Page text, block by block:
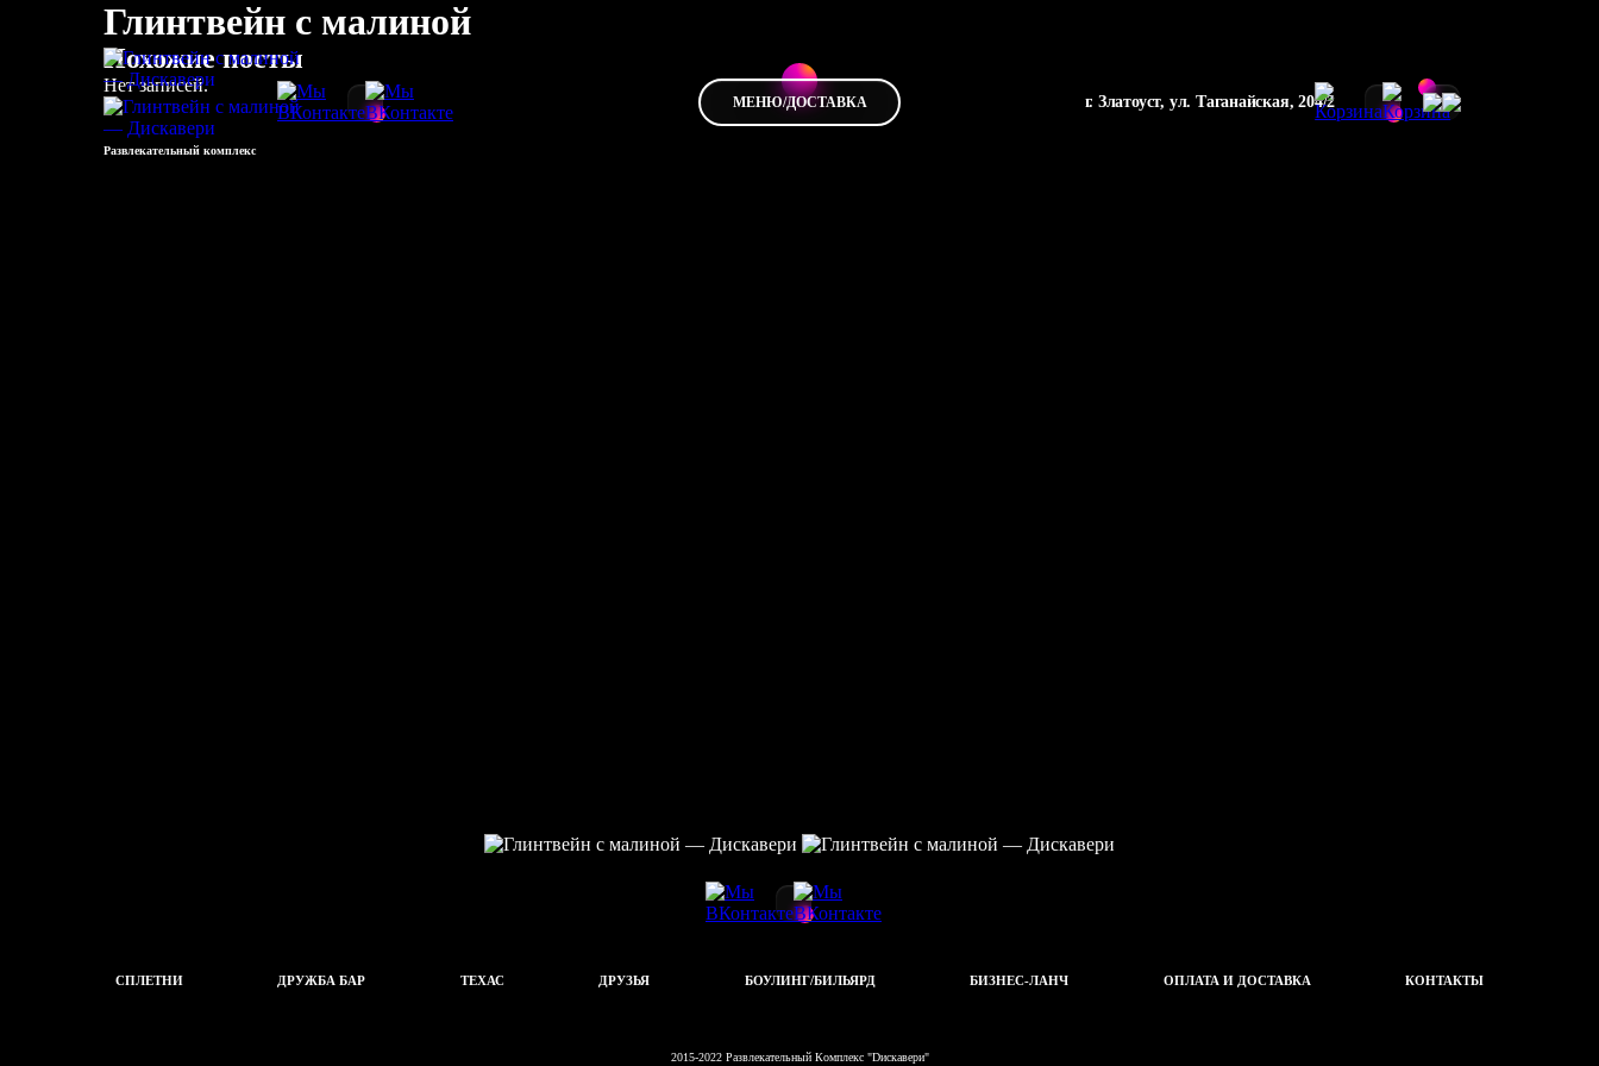
Развлекательный комплекс
МЕНЮ/ДОСТАВКА г. Златоуст, ул. Таганайская, 204/2
Глинтвейн с малиной
Похожие посты
Нет записей.
СПЛЕТНИ ДРУЖБА БАР ТЕХАС ДРУЗЬЯ БОУЛИНГ/БИЛЬЯРД БИЗНЕС-ЛАНЧ ОПЛАТА И ДОСТАВКА КОНТАКТЫ
2015-2022 Развлекательный Комплекс "Dискавери"